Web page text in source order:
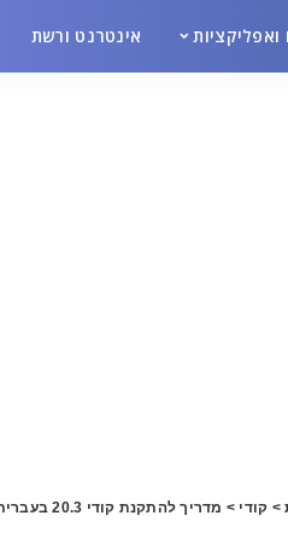
אינטרנט ורשת
> קודי > מדריך להתקנת קודי 20.3 בעברית